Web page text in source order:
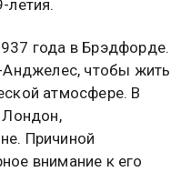
летия.
года в Брэдфорде.
чтобы жить
атмосфере. В
Лондон,
Причиной
внимание к его